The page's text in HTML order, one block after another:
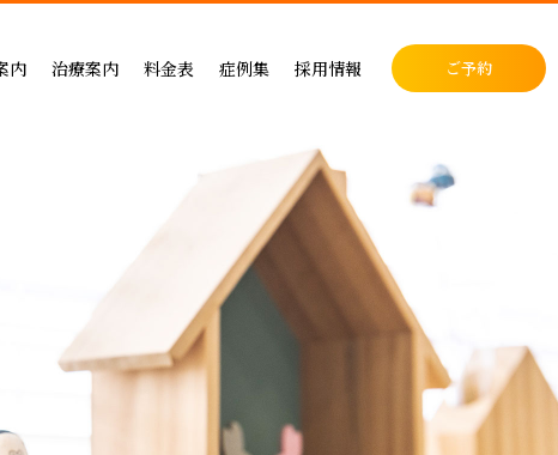
内 治療案内
成人矯正
小児矯正
ホワイトニング
顎関節・噛み合わせ
治療
料金表
セラミックによる治療の料金表
ホワイトニングの料金表
歯周病治療の料金表
入れ歯治療の料金表
予防治療の料金表
顎関節・噛み合わせ治療の料金表
症例集
セラミック治療
インプラント治療
矯正治療
採用情報 ご予約
セラミック治療
矯正治療